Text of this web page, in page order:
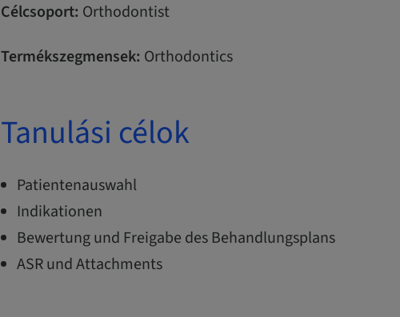
Célcsoport: Orthodontist
Termékszegmensek: Orthodontics
Tanulási célok
Patientenauswahl
Indikationen
Bewertung und Freigabe des Behandlungsplans
ASR und Attachments